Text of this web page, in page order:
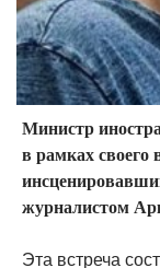
Министр
в рамках своего
журналистом
Эта встреча